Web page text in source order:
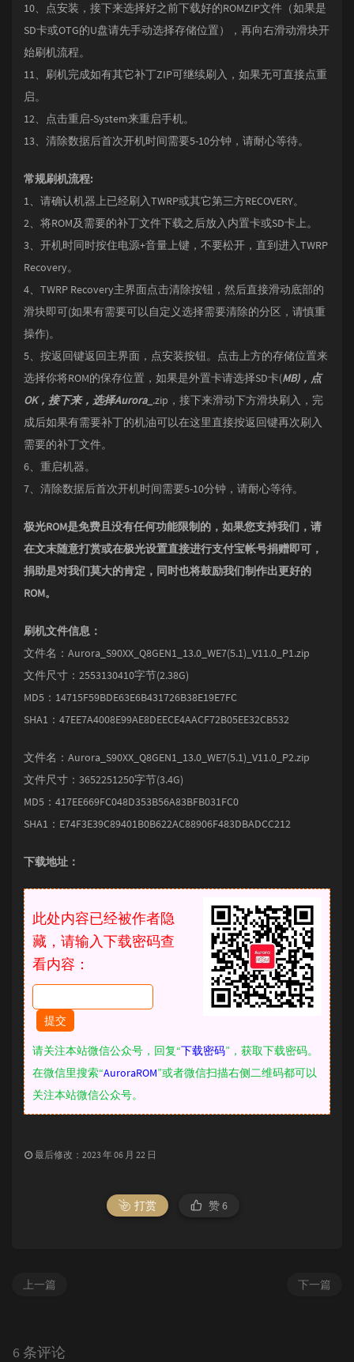
10、点安装，接下来选择好之前下载好的ROMZIP文件（如果是
SD卡或OTG的U盘请先手动选择存储位置），再向右滑动滑块开
始刷机流程。
11、刷机完成如有其它补丁ZIP可继续刷入，如果无可直接点重
启。
12、点击重启-System来重启手机。
13、清除数据后首次开机时间需要5-10分钟，请耐心等待。
常规刷机流程:
1、请确认机器上已经刷入TWRP或其它第三方RECOVERY。
2、将ROM及需要的补丁文件下载之后放入内置卡或SD卡上。
3、开机时同时按住电源+音量上键，不要松开，直到进入TWRP
Recovery。
4、TWRP Recovery主界面点击清除按钮，然后直接滑动底部的
滑块即可(如果有需要可以自定义选择需要清除的分区，请慎重
操作)。
5、按返回键返回主界面，点安装按钮。点击上方的存储位置来
选择你将ROM的保存位置，如果是外置卡请选择SD卡(MB)，点
OK，接下来，选择Aurora_ .zip，接下来滑动下方滑块刷入，完
成后如果有需要补丁的机油可以在这里直接按返回键再次刷入
需要的补丁文件。
6、重启机器。
7、清除数据后首次开机时间需要5-10分钟，请耐心等待。
极光ROM是免费且没有任何功能限制的，如果您支持我们，请
在文末随意打赏或在极光设置直接进行支付宝帐号捐赠即可，
捐助是对我们莫大的肯定，同时也将鼓励我们制作出更好的
ROM。
刷机文件信息：
文件名：Aurora_S90XX_Q8GEN1_13.0_WE7(5.1)_V11.0_P1.zip
文件尺寸：2553130410字节(2.38G)
MD5：14715F59BDE63E6B431726B38E19E7FC
SHA1：47EE7A4008E99AE8DEECE4AACF72B05EE32CB532
文件名：Aurora_S90XX_Q8GEN1_13.0_WE7(5.1)_V11.0_P2.zip
文件尺寸：3652251250字节(3.4G)
MD5：417EE669FC048D353B56A83BFB031FC0
SHA1：E74F3E39C89401B0B622AC88906F483DBADCC212
下载地址：
此处内容已经被作者隐
藏，请输入下载密码查
看内容：
请关注本站微信公众号，回复“下载密码”，获取下载密码。
在微信里搜索“AuroraROM”或者微信扫描右侧二维码都可以
关注本站微信公众号。
最后修改：2023 年 06 月 22 日
打赏 赞6
下一篇
上一篇
6 条评论